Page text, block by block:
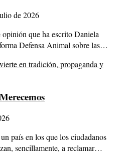
de 2026
que ha escrito Daniela
Defensa Animal sobre las…
país en los que los ciudadanos
sencillamente, a reclamar…